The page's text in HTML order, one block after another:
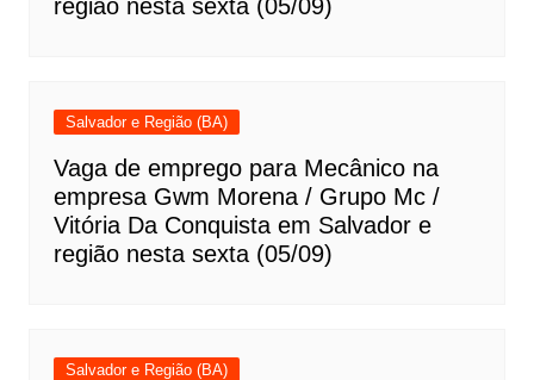
região nesta sexta (05/09)
Salvador e Região (BA)
Vaga de emprego para Mecânico na
empresa Gwm Morena / Grupo Mc /
Vitória Da Conquista em Salvador e
região nesta sexta (05/09)
Salvador e Região (BA)